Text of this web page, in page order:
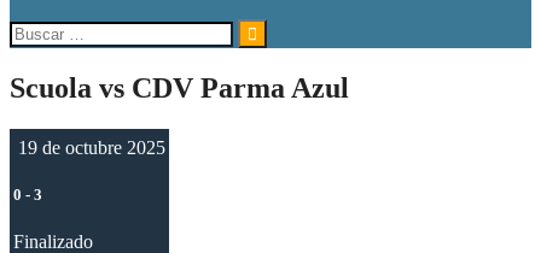
Buscar:
Scuola vs CDV Parma Azul
19 de octubre 2025
0 - 3
Finalizado